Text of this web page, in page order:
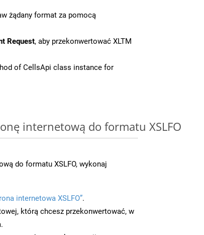
żądany format za pomocą
Request, aby przekonwertować XLTM
of CellsApi class instance for
internetową do formatu XSLFO
do formatu XSLFO, wykonaj
internetowa XSLFO”.
którą chcesz przekonwertować, w